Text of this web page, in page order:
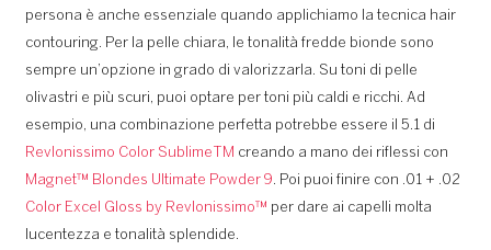
persona è anche essenziale quando applichiamo la tecnica hair
contouring. Per la pelle chiara, le tonalità fredde bionde sono
sempre un’opzione in grado di valorizzarla. Su toni di pelle
olivastri e più scuri, puoi optare per toni più caldi e ricchi. Ad
esempio, una combinazione perfetta potrebbe essere il 5.1 di
Revlonissimo Color Sublime TM creando a mano dei riflessi con
Magnet™ Blondes Ultimate Powder 9. Poi puoi finire con .01 + .02
Color Excel Gloss by Revlonissimo™ per dare ai capelli molta
lucentezza e tonalità splendide.